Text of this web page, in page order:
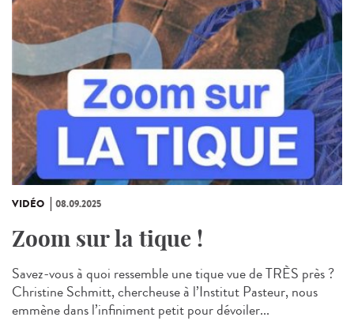
VIDÉO 08.09.2025
Zoom sur la tique !
Savez-vous à quoi ressemble une tique vue de TRÈS près ?
Christine Schmitt, chercheuse à l’Institut Pasteur, nous
emmène dans l’infiniment petit pour dévoiler...